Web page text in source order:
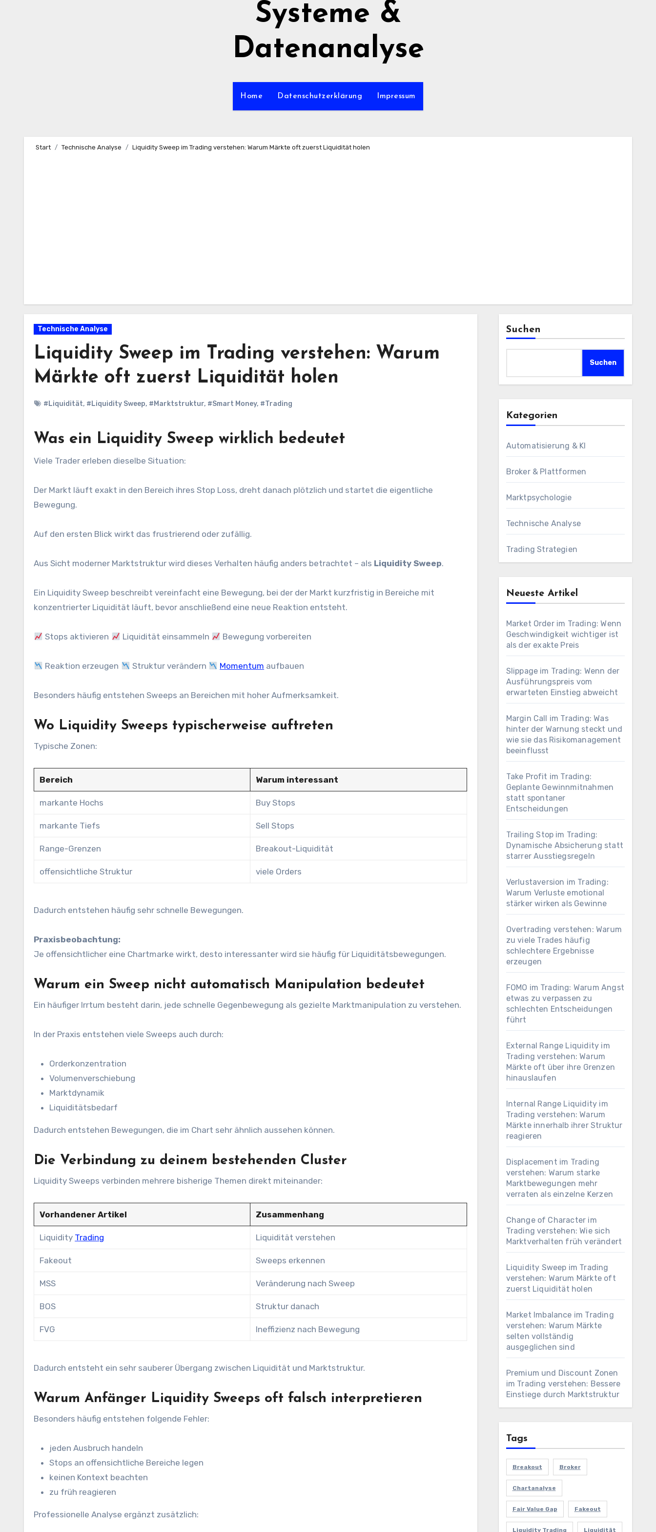
Systeme &
Datenanalyse
Home Datenschutzerklärung Impressum
Start Technische Analyse Liquidity Sweep im Trading verstehen: Warum Märkte oft zuerst Liquidität holen
Technische Analyse
Liquidity Sweep im Trading verstehen: Warum
Märkte oft zuerst Liquidität holen
#Liquidität, #Liquidity Sweep, #Marktstruktur, #Smart Money, #Trading
Was ein Liquidity Sweep wirklich bedeutet
Viele Trader erleben dieselbe Situation:
Der Markt läuft exakt in den Bereich ihres Stop Loss, dreht danach plötzlich und startet die eigentliche
Bewegung.
Auf den ersten Blick wirkt das frustrierend oder zufällig.
Aus Sicht moderner Marktstruktur wird dieses Verhalten häufig anders betrachtet – als Liquidity Sweep.
Ein Liquidity Sweep beschreibt vereinfacht eine Bewegung, bei der der Markt kurzfristig in Bereiche mit
konzentrierter Liquidität läuft, bevor anschließend eine neue Reaktion entsteht.
Stops aktivieren Liquidität einsammeln Bewegung vorbereiten
Reaktion erzeugen Struktur verändern Momentum aufbauen
Besonders häufig entstehen Sweeps an Bereichen mit hoher Aufmerksamkeit.
Wo Liquidity Sweeps typischerweise auftreten
Typische Zonen:
Bereich Warum interessant
markante Hochs Buy Stops
markante Tiefs Sell Stops
Range-Grenzen Breakout-Liquidität
offensichtliche Struktur viele Orders
Dadurch entstehen häufig sehr schnelle Bewegungen.
Praxisbeobachtung:
Je offensichtlicher eine Chartmarke wirkt, desto interessanter wird sie häufig für Liquiditätsbewegungen.
Warum ein Sweep nicht automatisch Manipulation bedeutet
Ein häufiger Irrtum besteht darin, jede schnelle Gegenbewegung als gezielte Marktmanipulation zu verstehen.
In der Praxis entstehen viele Sweeps auch durch:
Orderkonzentration
Volumenverschiebung
Marktdynamik
Liquiditätsbedarf
Dadurch entstehen Bewegungen, die im Chart sehr ähnlich aussehen können.
Die Verbindung zu deinem bestehenden Cluster
Liquidity Sweeps verbinden mehrere bisherige Themen direkt miteinander:
Vorhandener Artikel Zusammenhang
Liquidity Trading Liquidität verstehen
Fakeout Sweeps erkennen
MSS Veränderung nach Sweep
BOS Struktur danach
FVG Ineffizienz nach Bewegung
Dadurch entsteht ein sehr sauberer Übergang zwischen Liquidität und Marktstruktur.
Warum Anfänger Liquidity Sweeps oft falsch interpretieren
Besonders häufig entstehen folgende Fehler:
jeden Ausbruch handeln
Stops an offensichtliche Bereiche legen
keinen Kontext beachten
zu früh reagieren
Professionelle Analyse ergänzt zusätzlich:
Suchen
Suchen
Kategorien
Automatisierung & KI
Broker & Plattformen
Marktpsychologie
Technische Analyse
Trading Strategien
Neueste Artikel
Market Order im Trading: Wenn
Geschwindigkeit wichtiger ist
als der exakte Preis
Slippage im Trading: Wenn der
Ausführungspreis vom
erwarteten Einstieg abweicht
Margin Call im Trading: Was
hinter der Warnung steckt und
wie sie das Risikomanagement
beeinflusst
Take Profit im Trading:
Geplante Gewinnmitnahmen
statt spontaner
Entscheidungen
Trailing Stop im Trading:
Dynamische Absicherung statt
starrer Ausstiegsregeln
Verlustaversion im Trading:
Warum Verluste emotional
stärker wirken als Gewinne
Overtrading verstehen: Warum
zu viele Trades häufig
schlechtere Ergebnisse
erzeugen
FOMO im Trading: Warum Angst
etwas zu verpassen zu
schlechten Entscheidungen
führt
External Range Liquidity im
Trading verstehen: Warum
Märkte oft über ihre Grenzen
hinauslaufen
Internal Range Liquidity im
Trading verstehen: Warum
Märkte innerhalb ihrer Struktur
reagieren
Displacement im Trading
verstehen: Warum starke
Marktbewegungen mehr
verraten als einzelne Kerzen
Change of Character im
Trading verstehen: Wie sich
Marktverhalten früh verändert
Liquidity Sweep im Trading
verstehen: Warum Märkte oft
zuerst Liquidität holen
Market Imbalance im Trading
verstehen: Warum Märkte
selten vollständig
ausgeglichen sind
Premium und Discount Zonen
im Trading verstehen: Bessere
Einstiege durch Marktstruktur
Tags
Breakout Broker
Chartanalyse
Fair Value Gap Fakeout
Liquidity Trading Liquidität